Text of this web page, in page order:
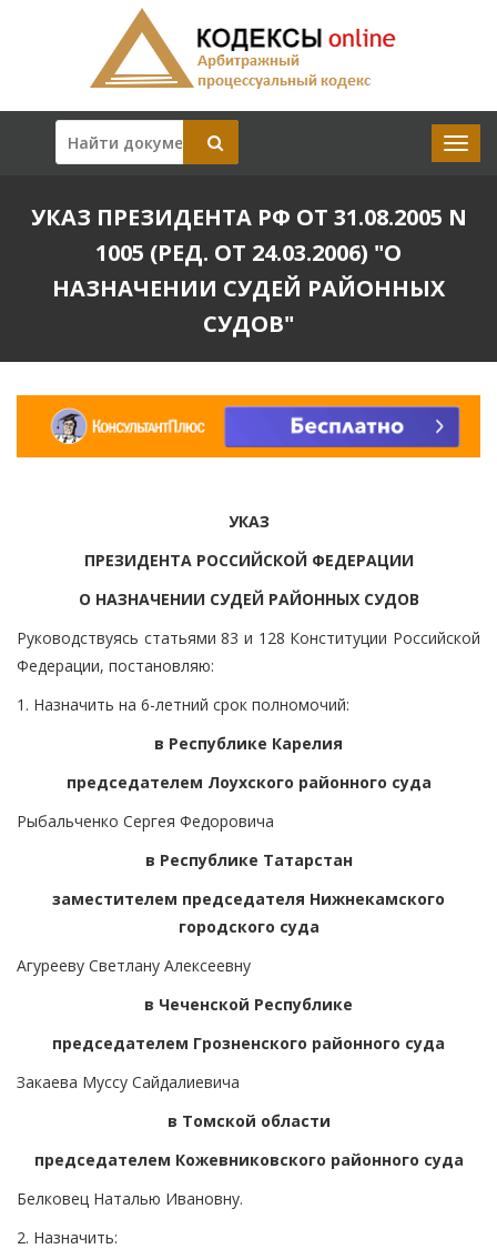
УКАЗ ПРЕЗИДЕНТА РФ ОТ 31.08.2005 N
1005 (РЕД. ОТ 24.03.2006) "О
НАЗНАЧЕНИИ СУДЕЙ РАЙОННЫХ
СУДОВ"
УКАЗ
ПРЕЗИДЕНТА РОССИЙСКОЙ ФЕДЕРАЦИИ
О НАЗНАЧЕНИИ СУДЕЙ РАЙОННЫХ СУДОВ
Руководствуясь статьями 83 и 128 Конституции Российской
Федерации, постановляю:
1. Назначить на 6-летний срок полномочий:
в Республике Карелия
председателем Лоухского районного суда
Рыбальченко Сергея Федоровича
в Республике Татарстан
заместителем председателя Нижнекамского
городского суда
Агурееву Светлану Алексеевну
в Чеченской Республике
председателем Грозненского районного суда
Закаева Муссу Сайдалиевича
в Томской области
председателем Кожевниковского районного суда
Белковец Наталью Ивановну.
2. Назначить: